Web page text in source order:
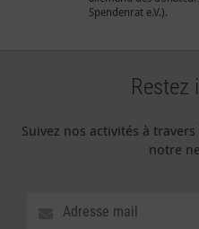
Spendenrat e.V.).
Restez
Suivez nos activités à
notre